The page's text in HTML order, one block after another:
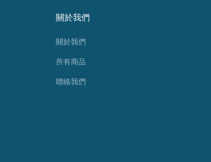
關於我們
關於我們
所有商品
聯絡我們